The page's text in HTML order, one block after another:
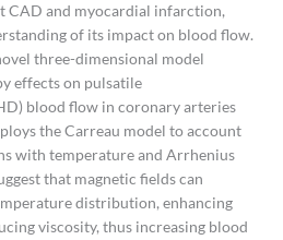
CAD and myocardial infarction,
of its impact on blood flow.
three-dimensional model
effects on pulsatile
blood flow in coronary arteries
the Carreau model to account
with temperature and Arrhenius
that magnetic fields can
distribution, enhancing
viscosity, thus increasing blood